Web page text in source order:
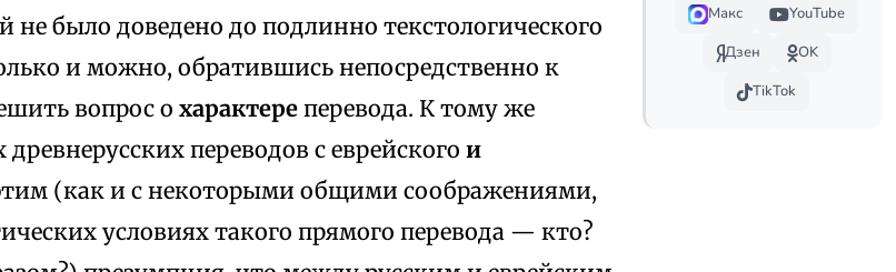
не было доведено до подлинно текстологического
и можно, обратившись непосредственно к
вопрос о характере перевода. К тому же
переводов с еврейского и
(как и с некоторыми общими соображениями,
условиях такого прямого перевода — кто?
Макс
YouTube
Дзен
OK
TikTok